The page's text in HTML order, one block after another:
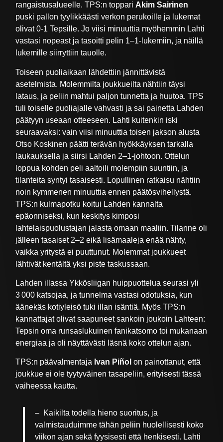
rangaistusalueelle. TPS:n toppari Akim Sairinen
puski pallon tyylikkäästi verkon perukoille ja lukemat
olivat 0-1 Tepsille. Jo viisi minuuttia myöhemmin Lahti
vastasi nopeast ja tasoitti pelin 1–1-lukemiin, ja näillä
lukemille siirryttiin tauolle.
Toiseen puoliaikaan lähdettiin jännittävistä
asetelmista. Molemmilta joukkueilta nähtiin täysi
lataus, ja peliin mahtui paljon tunnetta ja huutoa. TPS
tuli toiselle puoliajalle vahvasti ja sai painetta Lahden
päätyyn useaan otteeseen. Lahti kuitenkin iski
seuraavaksi: vain viisi minuuttia toisen jakson alusta
Otso Koskinen päätti terävän hyökkäyksen tarkalla
laukauksella ja siirsi Lahden 2–1-johtoon. Ottelun
loppua kohden peli aaltoili molempiin suuntiin, ja
tilanteita syntyi tasaisesti. Lopullinen ratkaisu nähtiin
noin kymmenen minuuttia ennen päätösvihellystä.
TPS:n kulmapotku koitui Lahden kannalta
epäonniseksi, kun keskitys kimposi
lahtelaispuolustajan jalasta omaan maaliin. Tilanne oli
jälleen tasaiset 2–2 eikä lisämaaleja enää nähty,
vaikka yritystä ei puuttunut. Molemmat joukkueet
lähtivät kentältä yksi piste taskussaan.
Lahden illassa Ykkösliigan huippuottelua seurasi yli
3 000 katsojaa, ja tunnelma vastasi odotuksia, kun
äänekäs kotiyleisö tuki illan isäntiä. Myös TPS:n
kannattajat olivat saapuneet sankoin joukoin Lahteen:
Tepsin oma runsaslukuinen fanikatsomo toi mukanaan
energiaa ja oli näyttävästi läsnä koko ottelun ajan.
TPS:n päävalmentaja Ivan Piñolon painottanut, että
joukkue ei ole tyytyväinen tasapeliin, erityisesti tässä
vaiheessa kautta.
– Kaikilta todella hieno suoritus, ja
valmistauduimme tähän peliin huolellisesti koko
viikon ajan sekä fyysisesti että henkisesti. Lahti